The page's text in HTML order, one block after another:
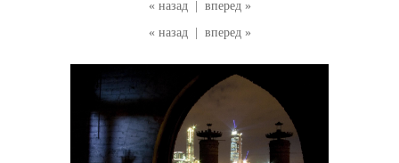
« назад
вперед »
« назад
вперед »